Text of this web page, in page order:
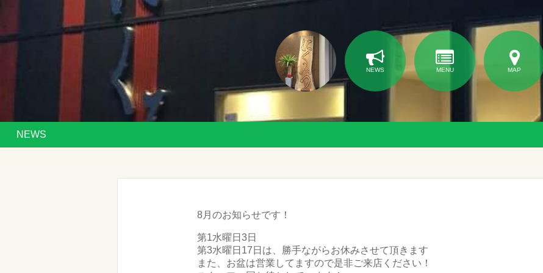
NEWS MENU MAP
NEWS
8月のお知らせです！
第1水曜日3日
第3水曜日17日は、勝手ながらお休みさせて頂きます
また、お盆は営業してますので是非ご来店ください！